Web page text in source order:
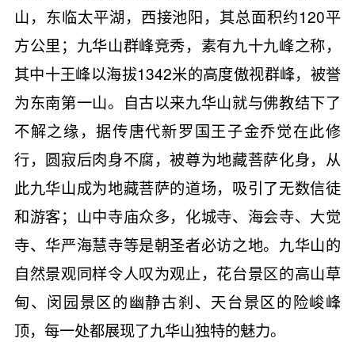
山，东临太平湖，西接池阳，其总面积约120平
方公里；九华山群峰竞秀，素有九十九峰之称，
其中十王峰以海拔1342米的高度傲视群峰，被誉
为东南第一山。自古以来九华山就与佛教结下了
不解之缘，据传唐代新罗国王子金乔觉在此修
行，圆寂后肉身不腐，被尊为地藏菩萨化身，从
此九华山成为地藏菩萨的道场，吸引了无数信徒
和游客；山中寺庙众多，化城寺、海会寺、大觉
寺、华严海慧寺等是朝圣者必访之地。九华山的
自然景观同样令人叹为观止，花台景区的高山草
甸、闵园景区的幽静古刹、天台景区的险峻峰
顶，每一处都展现了九华山独特的魅力。